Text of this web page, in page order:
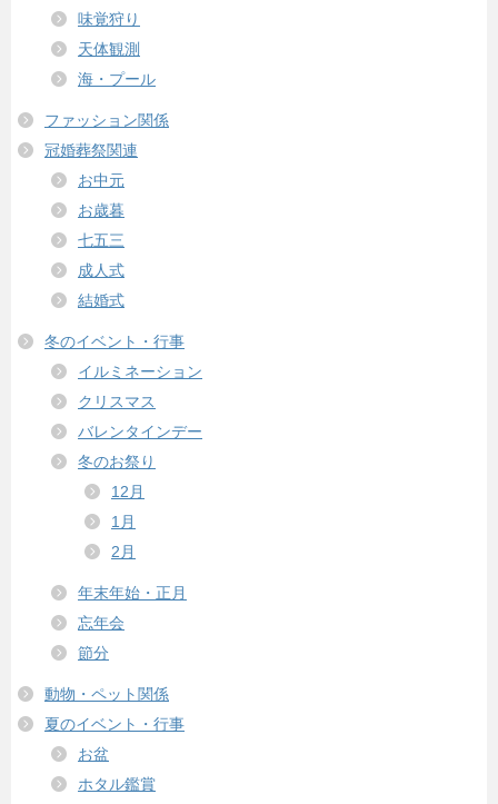
味覚狩り
天体観測
海・プール
ファッション関係
冠婚葬祭関連
お中元
お歳暮
七五三
成人式
結婚式
冬のイベント・行事
イルミネーション
クリスマス
バレンタインデー
冬のお祭り
12月
1月
2月
年末年始・正月
忘年会
節分
動物・ペット関係
夏のイベント・行事
お盆
ホタル鑑賞